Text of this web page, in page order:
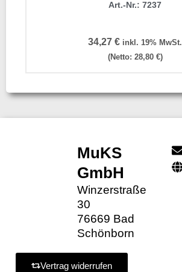
Art.-Nr.: 7237
34,27 € inkl. 19% MwSt.
(Netto: 28,80 €)
MuKS
GmbH
Winzerstraße
30
76669 Bad
Schönborn
Vertrag widerrufen